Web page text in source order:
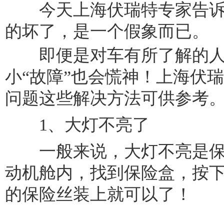
今天上海伏瑞特专家告诉
的坏了，是一个假象而已。
即便是对车有所了解的人
小“故障”也会慌神！上海伏
问题这些解决方法可供参考
1、大灯不亮了
一般来说，大灯不亮是保
动机舱内，找到保险盒，按
的保险丝装上就可以了！